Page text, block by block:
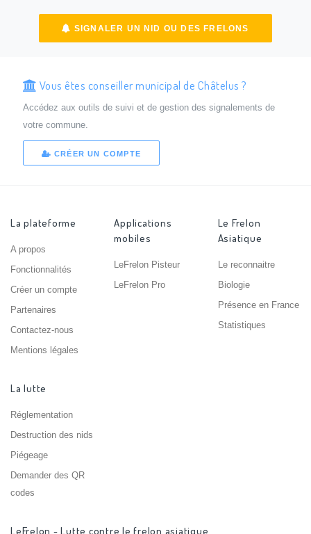
SIGNALER UN NID OU DES FRELONS
Vous êtes conseiller municipal de Châtelus ?
Accédez aux outils de suivi et de gestion des signalements de
votre commune.
CRÉER UN COMPTE
La plateforme
A propos
Fonctionnalités
Créer un compte
Partenaires
Contactez-nous
Mentions légales
Applications
mobiles
LeFrelon Pisteur
LeFrelon Pro
Le Frelon
Asiatique
Le reconnaitre
Biologie
Présence en France
Statistiques
La lutte
Réglementation
Destruction des nids
Piégeage
Demander des QR
codes
LeFrelon - Lutte contre le frelon asiatique